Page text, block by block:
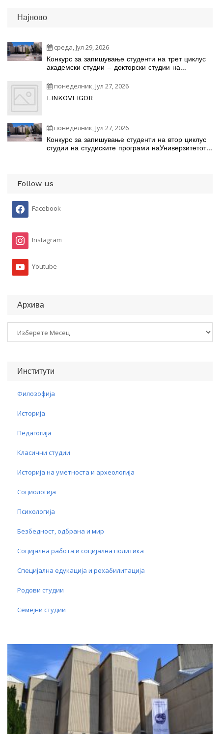
Најново
среда, Јул 29, 2026
Конкурс за запишување студенти на трет циклус
академски студии – докторски студии на
понеделник, Јул 27, 2026
LINKOVI IGOR
понеделник, Јул 27, 2026
Конкурс за запишување студенти на втор циклус
студии на студиските програми наУниверзитетот
Follow us
Facebook
Instagram
Youtube
Архива
Институти
Филозофија
Историја
Педагогија
Класични студии
Историја на уметноста и археологија
Социологија
Психологија
Безбедност, одбрана и мир
Социјална работа и социјална политика
Специјална едукација и рехабилитација
Родови студии
Семејни студии